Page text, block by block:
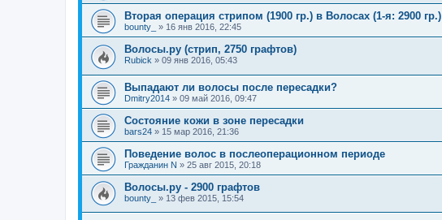
Вторая операция стрипом (1900 гр.) в Волосах (1-я: 2900 гр.)
bounty_ » 16 янв 2016, 22:45
Волосы.ру (стрип, 2750 графтов)
Rubick » 09 янв 2016, 05:43
Выпадают ли волосы после пересадки?
Dmitry2014 » 09 май 2016, 09:47
Состояние кожи в зоне пересадки
bars24 » 15 мар 2016, 21:36
Поведение волос в послеоперационном периоде
Гражданин N » 25 авг 2015, 20:18
Волосы.ру - 2900 графтов
bounty_ » 13 фев 2015, 15:54